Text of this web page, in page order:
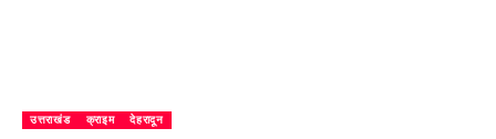
उत्तराखंड क्राइम देहरादून